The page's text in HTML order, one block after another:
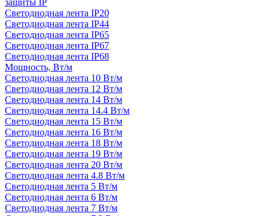
защиты IP
Светодиодная лента IP20
Светодиодная лента IP44
Светодиодная лента IP65
Светодиодная лента IP67
Светодиодная лента IP68
Мощность, Вт/м
Светодиодная лента 10 Вт/м
Светодиодная лента 12 Вт/м
Светодиодная лента 14 Вт/м
Светодиодная лента 14.4 Вт/м
Светодиодная лента 15 Вт/м
Светодиодная лента 16 Вт/м
Светодиодная лента 18 Вт/м
Светодиодная лента 19 Вт/м
Светодиодная лента 20 Вт/м
Светодиодная лента 4.8 Вт/м
Светодиодная лента 5 Вт/м
Светодиодная лента 6 Вт/м
Светодиодная лента 7 Вт/м